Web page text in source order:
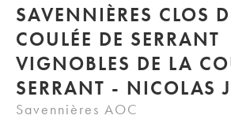
SAVENNIÈRES CLOS
COULÉE DE SERRANT
VIGNOBLES DE LA
Savennières AOC